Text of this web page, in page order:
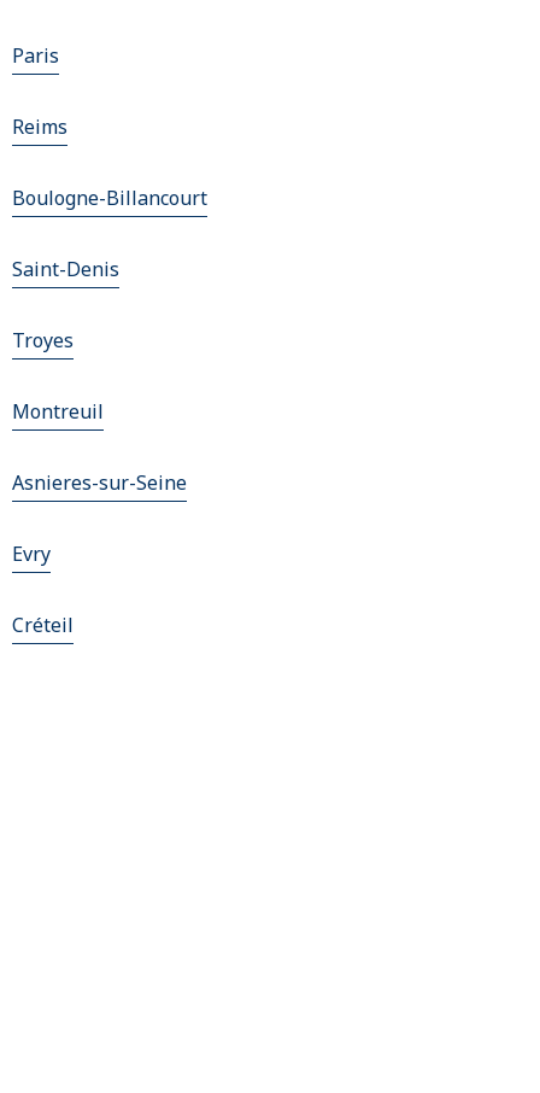
Paris
Reims
Boulogne-Billancourt
Saint-Denis
Troyes
Montreuil
Asnieres-sur-Seine
Evry
Créteil